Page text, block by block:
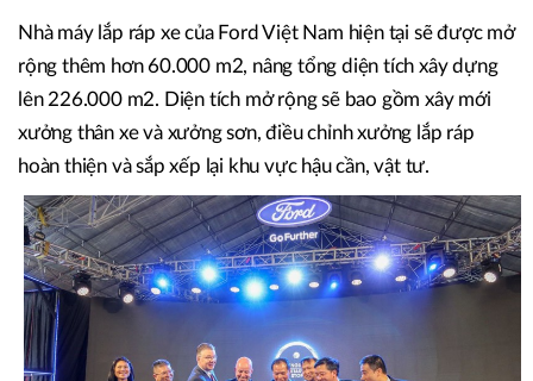
Nhà máy lắp ráp xe của Ford Việt Nam hiện tại sẽ được mở
rộng thêm hơn 60.000 m2, nâng tổng diện tích xây dựng
lên 226.000 m2. Diện tích mở rộng sẽ bao gồm xây mới
xưởng thân xe và xưởng sơn, điều chỉnh xưởng lắp ráp
hoàn thiện và sắp xếp lại khu vực hậu cần, vật tư.